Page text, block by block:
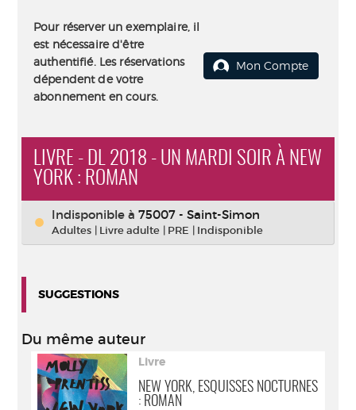
Pour réserver un exemplaire, il
est nécessaire d'être
authentifié. Les réservations
dépendent de votre
abonnement en cours.
Mon Compte
LIVRE - DL 2018 - UN MARDI SOIR À NEW
YORK : ROMAN
Indisponible à 75007 - Saint-Simon
Adultes | Livre adulte | PRE | Indisponible
SUGGESTIONS
Du même auteur
Livre
NEW YORK, ESQUISSES NOCTURNES
: ROMAN